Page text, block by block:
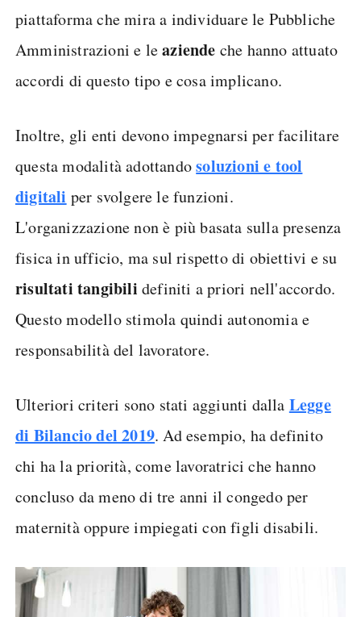
piattaforma che mira a individuare le Pubbliche
Amministrazioni e leaziende che hanno attuato
accordi di questo tipo e cosa implicano.
Inoltre, gli enti devono impegnarsi per facilitare
questa modalità adottandosoluzioni e tool
digitali per svolgere le funzioni.
L'organizzazione non è più basata sulla presenza
fisica in ufficio, ma sul rispetto di obiettivi e su
risultati tangibili definiti a priori nell'accordo.
Questo modello stimola quindi autonomia e
responsabilità del lavoratore.
Ulteriori criteri sono stati aggiunti dalla Legge
di Bilancio del 2019. Ad esempio, ha definito
chi ha la priorità, come lavoratrici che hanno
concluso da meno di tre anni il congedo per
maternità oppure impiegati con figli disabili.